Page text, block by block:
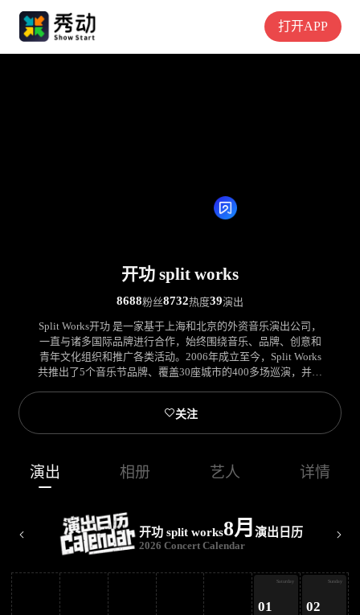
打开APP
开功 split works
8688粉丝8732热度39演出
Split Works开功 是一家基于上海和北京的外资音乐演出公司，
一直与诸多国际品牌进行合作，始终围绕音乐、品牌、创意和
青年文化组织和推广各类活动。2006年成立至今，Split Works
共推出了5个音乐节品牌、覆盖30座城市的400多场巡演，并一
Demarco和Shabazz Palaces，从“黑兔”到《觉》音乐+艺术节和
“无解周末“。我们热爱音乐，我们热爱中国，我们爱你。
Split Works官网：http://www.spli-t.com
关注
演出 相册 艺人 详情
开功 split works8月 演出日历
2026 Concert Calendar
Saturday
01
Sunday
02